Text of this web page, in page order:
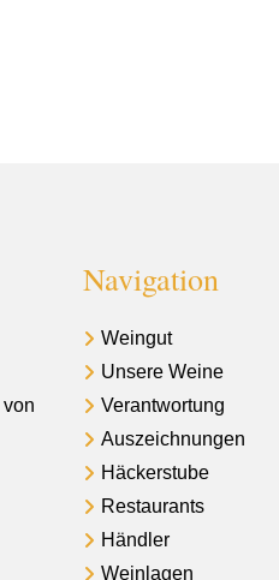
Navigation
Weingut
Unsere Weine
Verantwortung
Auszeichnungen
Häckerstube
Restaurants
Händler
Weinlagen